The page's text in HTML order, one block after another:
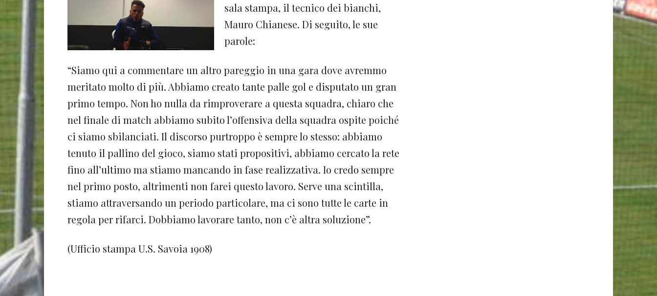
sala stampa, il tecnico dei bianchi,
Mauro Chianese. Di seguito, le sue
parole:
“Siamo qui a commentare un altro pareggio in una gara dove avremmo
meritato molto di più. Abbiamo creato tante palle gol e disputato un gran
primo tempo. Non ho nulla da rimproverare a questa squadra, chiaro che
nel finale di match abbiamo subito l’offensiva della squadra ospite poiché
ci siamo sbilanciati. Il discorso purtroppo è sempre lo stesso: abbiamo
tenuto il pallino del gioco, siamo stati propositivi, abbiamo cercato la rete
fino all’ultimo ma stiamo mancando in fase realizzativa. Io credo sempre
nel primo posto, altrimenti non farei questo lavoro. Serve una scintilla,
stiamo attraversando un periodo particolare, ma ci sono tutte le carte in
regola per rifarci. Dobbiamo lavorare tanto, non c’è altra soluzione”.
(Ufficio stampa U.S. Savoia 1908)